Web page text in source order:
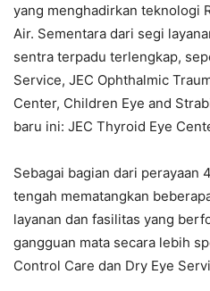
yang menghadirkan teknologi
Air. Sementara dari segi
sentra terpadu terlengkap,
Service, JEC Ophthalmic
Center, Children Eye and
baru ini: JEC Thyroid Eye
Sebagai bagian dari perayaan
tengah mematangkan
layanan dan fasilitas yang
gangguan mata secara lebih
Control Care dan Dry Eye